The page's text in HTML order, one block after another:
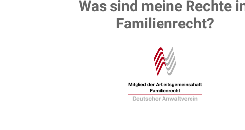
Was sind meine Rechte
Familienrecht?